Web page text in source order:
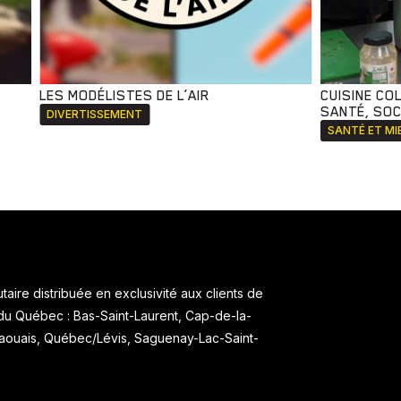
LES MODÉLISTES DE L’AIR
DIVERTISSEMENT
CUISINE
SANTÉ,
SANTÉ ET
distribuée en exclusivité aux clients de
Québec : Bas-Saint-Laurent, Cap-de-la-
Québec/Lévis, Saguenay-Lac-Saint-